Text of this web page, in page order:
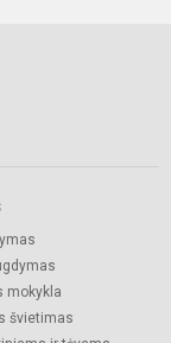
mokykla
švietimas